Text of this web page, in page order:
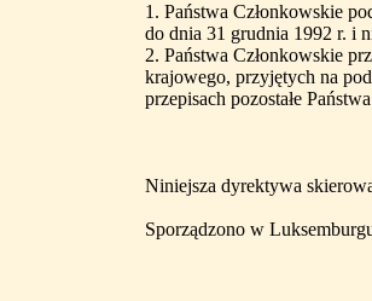
1. Państwa Członkowskie
do dnia 31 grudnia 1992 r. i
2. Państwa Członkowskie
krajowego, przyjętych na
przepisach pozostałe
Niniejsza dyrektywa
Sporządzono w